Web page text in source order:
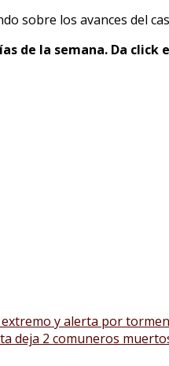
sobre los avances del
de la semana. Da click
y alerta por
deja 2 comuneros